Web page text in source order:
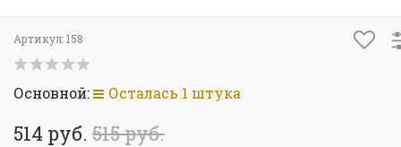
Артикул:158
Основной: Осталась 1 штука
514 руб. 515 руб.